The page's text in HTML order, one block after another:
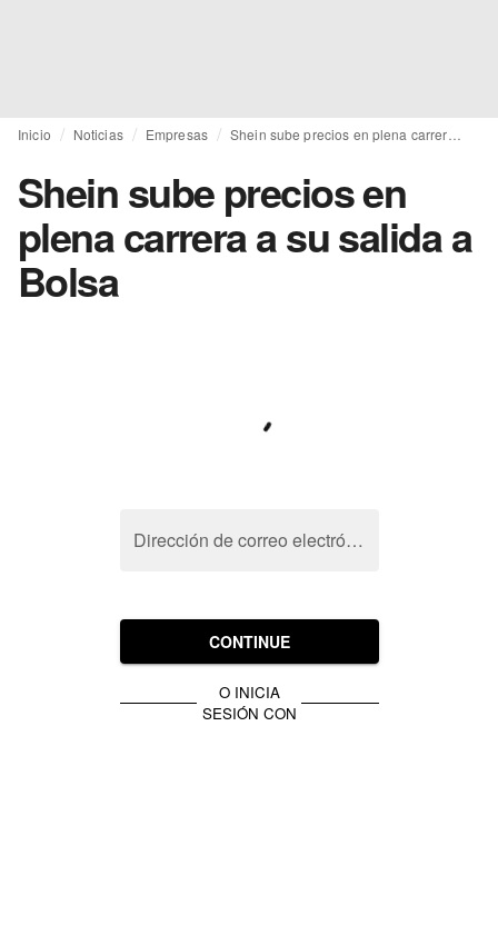
Inicio Noticias Empresas
Shein sube precios en
plena carrera a su salida a
Bolsa
Dirección de correo electrónico
CONTINUE
O INICIA
SESIÓN CON